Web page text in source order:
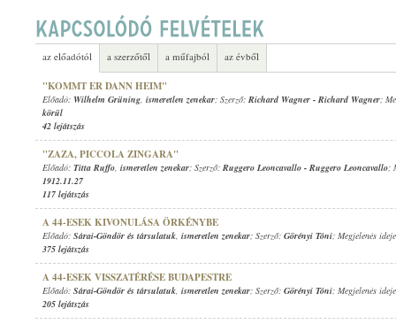
ISMERETLEN ZENEKAR,ISMERETLEN ZENÉSZ (XILOFON)
az előadótól a szerzőtől a műfajból az évből
"KOMMT ER DANN HEIM"
Előadó: Wilhelm Grüning, ismeretlen zenekar; Szerző: Richard Wagner - Richard Wagner;
körül
42 lejátszás
"ZAZA, PICCOLA ZINGARA"
Előadó: Titta Ruffo, ismeretlen zenekar; Szerző: Ruggero Leoncavallo - Ruggero Leoncavallo;
1912.11.27
117 lejátszás
A 44-ESEK KIVONULÁSA ÖRKÉNYBE
Előadó: Sárai-Göndör és társulatuk, ismeretlen zenekar; Szerző: Görényi Tóni; Megjelenés
375 lejátszás
A 44-ESEK VISSZATÉRÉSE BUDAPESTRE
Előadó: Sárai-Göndör és társulatuk, ismeretlen zenekar; Szerző: Görényi Tóni; Megjelenés
205 lejátszás